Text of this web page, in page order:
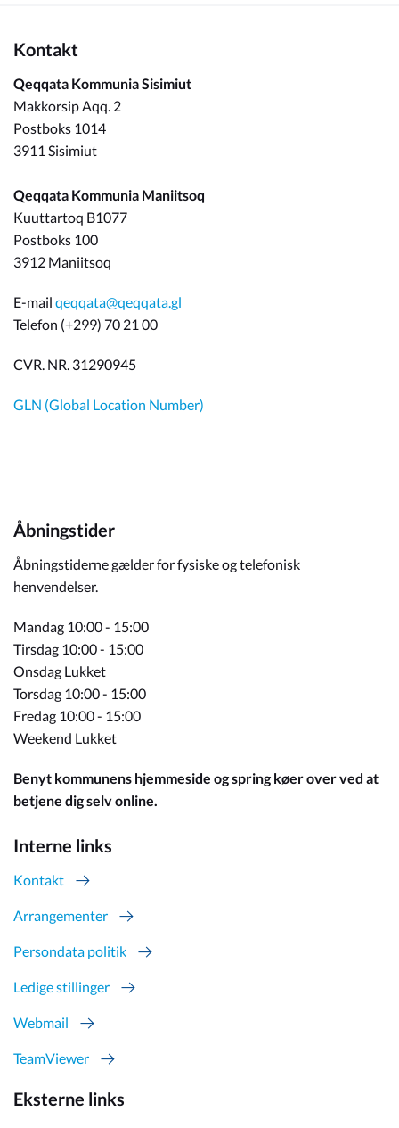
Kontakt
Qeqqata Kommunia Sisimiut
Makkorsip Aqq. 2
Postboks 1014
3911 Sisimiut
Qeqqata Kommunia Maniitsoq
Kuuttartoq B1077
Postboks 100
3912 Maniitsoq
E-mail qeqqata@qeqqata.gl
Telefon (+299) 70 21 00
CVR. NR. 31290945
GLN (Global Location Number)
Åbningstider
Åbningstiderne gælder for fysiske og telefonisk
henvendelser.
Mandag 10:00 - 15:00
Tirsdag 10:00 - 15:00
Onsdag Lukket
Torsdag 10:00 - 15:00
Fredag 10:00 - 15:00
Weekend Lukket
Benyt kommunens hjemmeside og spring køer over ved at
betjene dig selv online.
Interne links
Kontakt
Arrangementer
Persondata politik
Ledige stillinger
Webmail
TeamViewer
Eksterne links